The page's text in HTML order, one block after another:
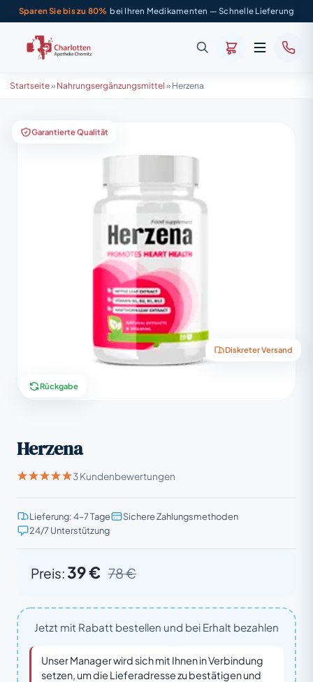
Sparen Sie bis zu 80% bei Ihren Medikamenten — Schnelle Lieferung
Startseite» Nahrungsergänzungsmittel » Herzena
Garantierte Qualität
Diskreter Versand
Rückgabe
Herzena
3 Kundenbewertungen
Lieferung: 4–7 Tage
Sichere Zahlungsmethoden
24/7 Unterstützung
Preis:39 € 78 €
Jetzt mit Rabatt bestellen und bei Erhalt bezahlen
Unser Manager wird sich mit Ihnen in Verbindung
setzen, um die Lieferadresse zu bestätigen und